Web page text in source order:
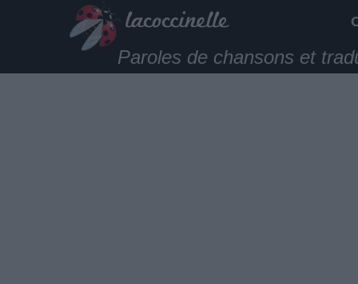
Paroles de chansons et